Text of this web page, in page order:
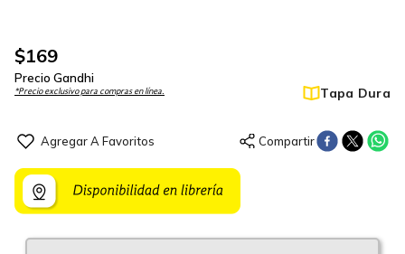
$169
Precio Gandhi
*Precio exclusivo para compras en línea. Tapa Dura